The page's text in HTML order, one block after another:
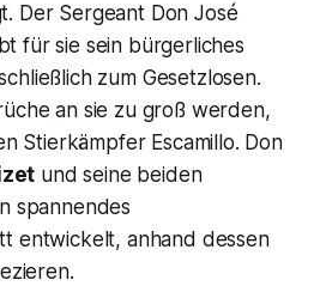
Der Sergeant Don José
für sie sein bürgerliches
zum Gesetzlosen.
an sie zu groß werden,
Stierkämpfer Escamillo. Don
und seine beiden
spannendes
entwickelt, anhand dessen